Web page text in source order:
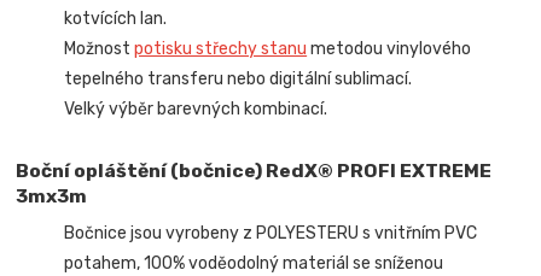
kotvících lan.
Možnostpotisku střechy stanu metodou vinylového
tepelného transferu nebo digitální sublimací.
Velký výběr barevných kombinací.
Boční opláštění (bočnice) RedX® PROFI EXTREME
3mx3m
Bočnice jsou vyrobeny z POLYESTERU s vnitřním PVC
potahem, 100% voděodolný materiál se sníženou